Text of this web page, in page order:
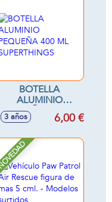
BOTELLA
ALUMINIO
PEQUEÑA 400 ML
SUPERTHINGS
3 años 6,00 €